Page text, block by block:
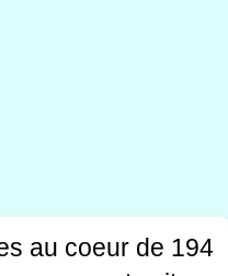
au coeur de 194